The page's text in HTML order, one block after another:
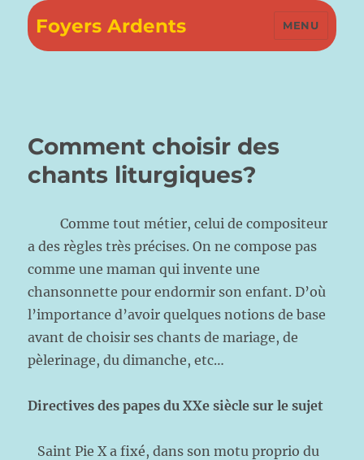
Foyers Ardents MENU
Comment choisir des
chants liturgiques?
Comme tout métier, celui de compositeur
a des règles très précises. On ne compose pas
comme une maman qui invente une
chansonnette pour endormir son enfant. D’où
l’importance d’avoir quelques notions de base
avant de choisir ses chants de mariage, de
pèlerinage, du dimanche, etc…
Directives des papes du XXe siècle sur le sujet
Saint Pie X a fixé, dans son motu proprio du